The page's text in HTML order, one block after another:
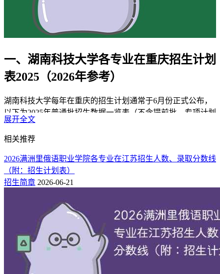
一、湖南科技大学各专业在重庆招生计划
表2025（2026年参考）
湖南科技大学每年在重庆的招生计划通常于6月份正式公布，
以下为2025年普通批招生数据一览表（不含提前批、专项计划
等特殊类型招生），可作为2026年招生趋势的参考依据。
1、物理组
本科批：湖南科技大学2025年在重庆本科批物理组招生人数共
计122人，其中智能材料与结构2人、智能制造工程2人、物联
招生地区 招生专业
计划人数
湖南科技大学
化学工程与工艺
7
湖南科技大学 重庆 计算机科学与技术
2
湖南科技大学
电子信息工程
1
湖南科技大学
自动化
展开全文
相关推荐
2026满洲里俄语职业学院各专业在江苏招生人数、录取分数线
（附：招生计划表）
招生简章 2026-06-21